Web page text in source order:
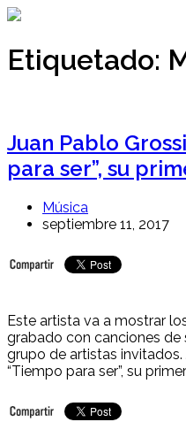
Ir
contenido
Etiquetado:
Juan Pablo
para ser”, su
Música
septiembre 11, 2017
Este artista va a mostrar
grabado con canciones de
grupo de artistas
“Tiempo para ser”, su